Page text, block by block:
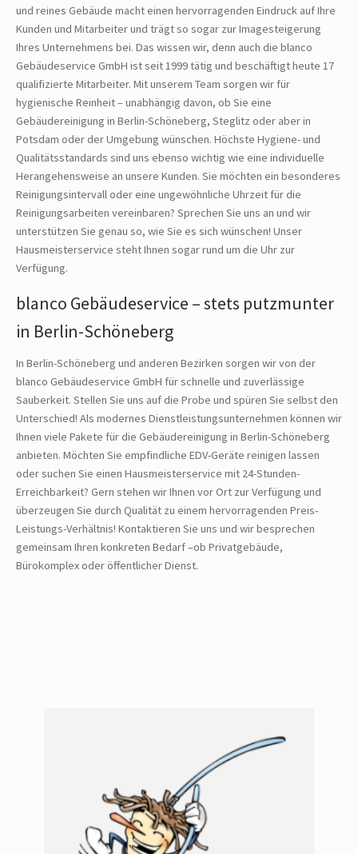
und reines Gebäude macht einen hervorragenden Eindruck auf Ihre
Kunden und Mitarbeiter und trägt so sogar zur Imagesteigerung
Ihres Unternehmens bei. Das wissen wir, denn auch die blanco
Gebäudeservice GmbH ist seit 1999 tätig und beschäftigt heute 17
qualifizierte Mitarbeiter. Mit unserem Team sorgen wir für
hygienische Reinheit – unabhängig davon, ob Sie eine
Gebäudereinigung in Berlin-Schöneberg, Steglitz oder aber in
Potsdam oder der Umgebung wünschen. Höchste Hygiene- und
Qualitätsstandards sind uns ebenso wichtig wie eine individuelle
Herangehensweise an unsere Kunden. Sie möchten ein besonderes
Reinigungsintervall oder eine ungewöhnliche Uhrzeit für die
Reinigungsarbeiten vereinbaren? Sprechen Sie uns an und wir
unterstützen Sie genau so, wie Sie es sich wünschen! Unser
Hausmeisterservice steht Ihnen sogar rund um die Uhr zur
Verfügung.
blanco Gebäudeservice – stets putzmunter
in Berlin-Schöneberg
In Berlin-Schöneberg und anderen Bezirken sorgen wir von der
blanco Gebäudeservice GmbH für schnelle und zuverlässige
Sauberkeit. Stellen Sie uns auf die Probe und spüren Sie selbst den
Unterschied! Als modernes Dienstleistungsunternehmen können wir
Ihnen viele Pakete für die Gebäudereinigung in Berlin-Schöneberg
anbieten. Möchten Sie empfindliche EDV-Geräte reinigen lassen
oder suchen Sie einen Hausmeisterservice mit 24-Stunden-
Erreichbarkeit? Gern stehen wir Ihnen vor Ort zur Verfügung und
überzeugen Sie durch Qualität zu einem hervorragenden Preis-
Leistungs-Verhältnis! Kontaktieren Sie uns und wir besprechen
gemeinsam Ihren konkreten Bedarf –ob Privatgebäude,
Bürokomplex oder öffentlicher Dienst.